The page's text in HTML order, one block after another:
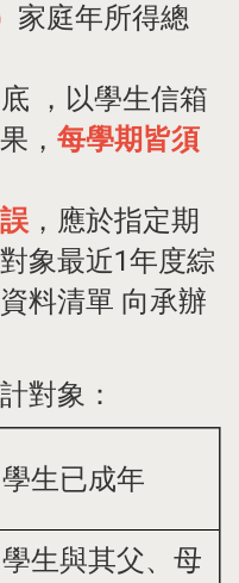
家庭年所得總
，以學生信箱
， 每學期皆須
，應於指定期
象最近1年度綜
料清單 向承辦
對象：
學生已成年
學生與其父、母